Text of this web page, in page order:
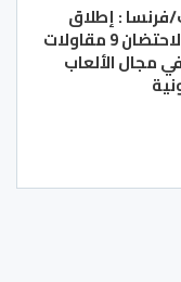
فرنسا : إطلاق
برنامج لاحتضان 9 مقاولات
مجال الألعاب